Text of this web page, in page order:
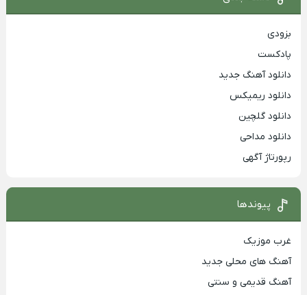
بزودی
پادکست
دانلود آهنگ جدید
دانلود ریمیکس
دانلود گلچین
دانلود مداحی
رپورتاژ آگهی
پیوندها
غرب موزیک
آهنگ های محلی جدید
آهنگ قدیمی و سنتی